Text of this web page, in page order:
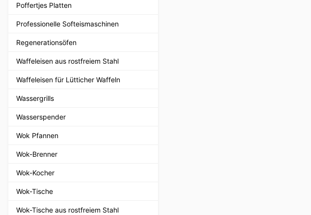
Poffertjes Platten
Professionelle Softeismaschinen
Regenerationsöfen
Waffeleisen aus rostfreiem Stahl
Waffeleisen für Lütticher Waffeln
Wassergrills
Wasserspender
Wok Pfannen
Wok-Brenner
Wok-Kocher
Wok-Tische
Wok-Tische aus rostfreiem Stahl